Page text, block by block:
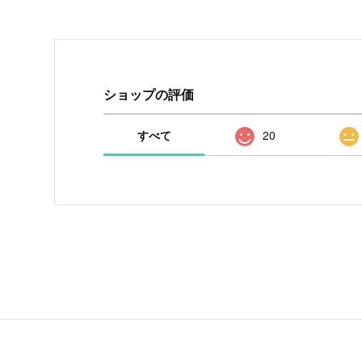
ショップの評価
すべて 20